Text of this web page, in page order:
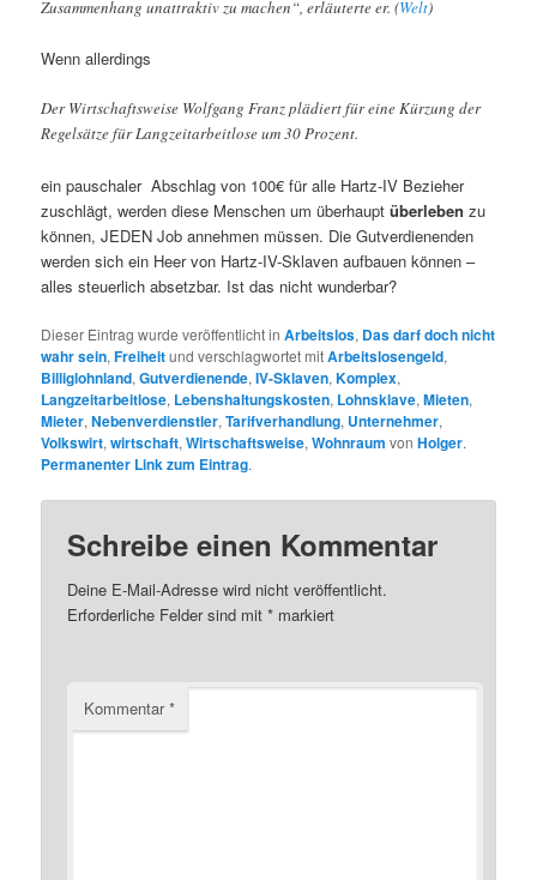
Zusammenhang unattraktiv zu machen“, erläuterte er. (Welt)
Wenn allerdings
Der Wirtschaftsweise Wolfgang Franz plädiert für eine Kürzung der
Regelsätze für Langzeitarbeitlose um 30 Prozent.
ein pauschaler Abschlag von 100€ für alle Hartz-IV Bezieher
zuschlägt, werden diese Menschen um überhauptüberleben zu
können, JEDEN Job annehmen müssen. Die Gutverdienenden
werden sich ein Heer von Hartz-IV-Sklaven aufbauen können –
alles steuerlich absetzbar. Ist das nicht wunderbar?
Dieser Eintrag wurde veröffentlicht inArbeitslos, Das darf doch nicht
wahr sein,Freiheitund verschlagwortet mitArbeitslosengeld,
Billiglohnland,Gutverdienende,IV-Sklaven,Komplex,
Langzeitarbeitlose, Lebenshaltungskosten, Lohnsklave,Mieten,
Mieter,Nebenverdienstler,Tarifverhandlung, Unternehmer,
Volkswirt,wirtschaft,Wirtschaftsweise,Wohnraum vonHolger.
Permanenter Link zum Eintrag.
Schreibe einen Kommentar
Deine E-Mail-Adresse wird nicht veröffentlicht.
Erforderliche Felder sind mit* markiert
Kommentar*